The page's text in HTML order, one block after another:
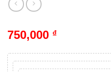
750,000 ₫